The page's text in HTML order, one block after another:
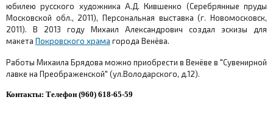
юбилею русского художника А.Д. Кившенко (Серебрянные пруды
Московской обл., 2011), Персональная выставка (г. Новомосковск,
2011). В 2013 году Михаил Александрович создал эскизы для
макета Покровского храма города Венёва.
Работы Михаила Брядова можно приобрести в Венёве в "Сувенирной
лавке на Преображенской" (ул.Володарского, д.12).
Контакты: Телефон (960) 618-65-59